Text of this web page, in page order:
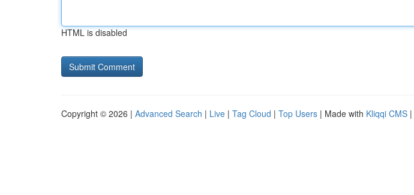
HTML is disabled
Copyright © 2026 | Advanced Search | Live | Tag Cloud | Top Users | Made with Kliqqi CMS |